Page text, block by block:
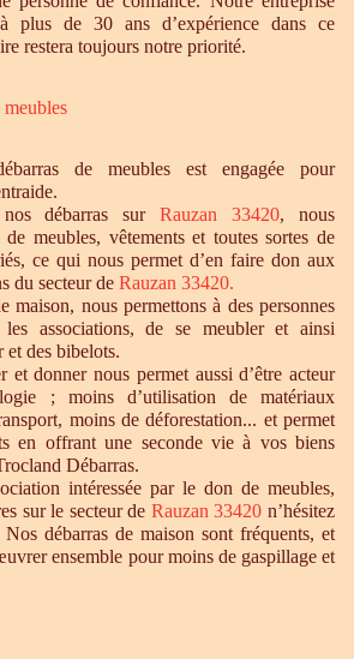
plus de 30 ans d’expérience dans ce
restera toujours notre priorité.
de meubles est engagée pour
débarras surRauzan 33420, nous
de meubles, vêtements et toutes sortes de
ce qui nous permet d’en faire don aux
du secteur de Rauzan 33420.
maison, nous permettons à des personnes
associations, de se meubler et ainsi
et des bibelots.
et donner nous permet aussi d’être acteur
; moins d’utilisation de matériaux
moins de déforestation... et permet
en offrant une seconde vie à vos biens
Débarras.
intéressée par le don de meubles,
sur le secteur de Rauzan 33420n’hésitez
débarras de maison sont fréquents, et
ensemble pour moins de gaspillage et